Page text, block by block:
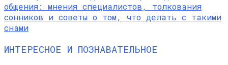
ИНТЕРЕСНОЕ И ПОЗНАВАТЕЛЬНОЕ